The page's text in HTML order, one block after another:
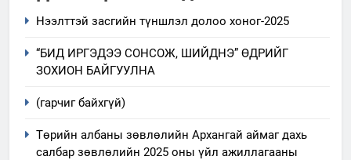
Нээлттэй засгийн түншлэл долоо хоног-2025
“БИД ИРГЭДЭЭ СОНСОЖ, ШИЙДНЭ” ӨДРИЙГ
ЗОХИОН БАЙГУУЛНА
(гарчиг байхгүй)
Төрийн албаны зөвлөлийн Архангай аймаг дахь
салбар зөвлөлийн 2025 оны үйл ажиллагааны